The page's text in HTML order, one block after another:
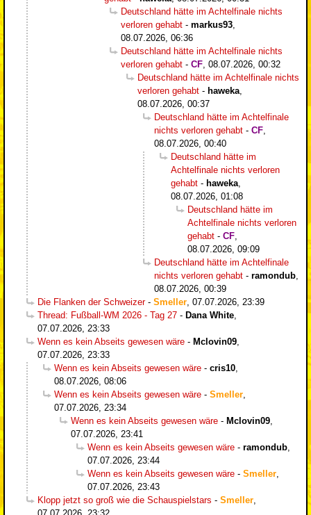
Deutschland hätte im Achtelfinale nichts
verloren gehabt - markus93
08.07.2026, 06:36
Deutschland hätte im Achtelfinale nichts
verloren gehabt - CF 08.07.2026, 00:32
Deutschland hätte im Achtelfinale nichts
verloren gehabt - haweka
08.07.2026, 00:37
Deutschland hätte im Achtelfinale
nichts verloren gehabt - CF
08.07.2026, 00:40
Deutschland hätte im
Achtelfinale nichts verloren
gehabt - haweka
08.07.2026, 01:08
Deutschland hätte im
Achtelfinale nichts verloren
gehabt - CF
08.07.2026, 09:09
Deutschland hätte im Achtelfinale
nichts verloren gehabt - ramondub
08.07.2026, 00:39
Die Flanken der Schweizer- Smeller 07.07.2026, 23:39
Thread: Fußball-WM 2026 - Tag 27 - Dana White
07.07.2026, 23:33
Wenn es kein Abseits gewesen wäre - Mclovin09
07.07.2026, 23:33
Wenn es kein Abseits gewesen wäre - cris10
08.07.2026, 08:06
Wenn es kein Abseits gewesen wäre - Smeller
07.07.2026, 23:34
Wenn es kein Abseits gewesen wäre - Mclovin09
07.07.2026, 23:41
Wenn es kein Abseits gewesen wäre - ramondub
07.07.2026, 23:44
Wenn es kein Abseits gewesen wäre - Smeller
07.07.2026, 23:43
Klopp jetzt so groß wie die Schauspielstars - Smeller